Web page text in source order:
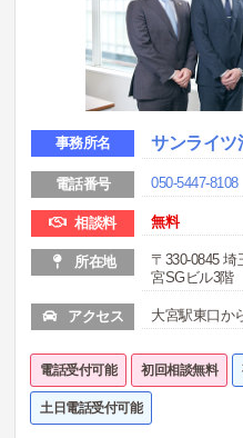
事務所名 サンライツ
電話番号 050-5447-8108
相談料 無料
所在地
〒330-0845
宮SGビル3階
アクセス 大宮駅東口か
電話受付可能 初回相談無料
土日電話受付可能